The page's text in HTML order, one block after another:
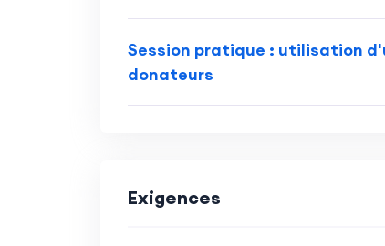
Session pratique : utilisation
donateurs
Exigences